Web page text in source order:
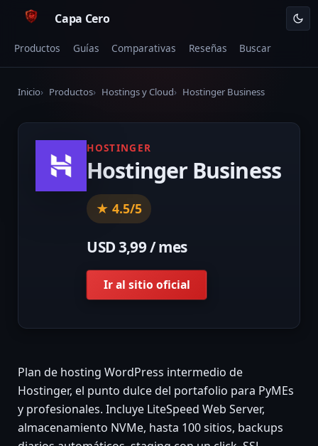
Capa Cero
Productos Guías Comparativas Reseñas Buscar
Inicio Productos Hostings y Cloud Hostinger Business
HOSTINGER
Hostinger Business
★ 4.5/5
USD 3,99 / mes
Ir al sitio oficial
Plan de hosting WordPress intermedio de
Hostinger, el punto dulce del portafolio para PyMEs
y profesionales. Incluye LiteSpeed Web Server,
almacenamiento NVMe, hasta 100 sitios, backups